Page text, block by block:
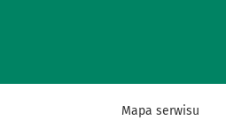
Mapa serwisu